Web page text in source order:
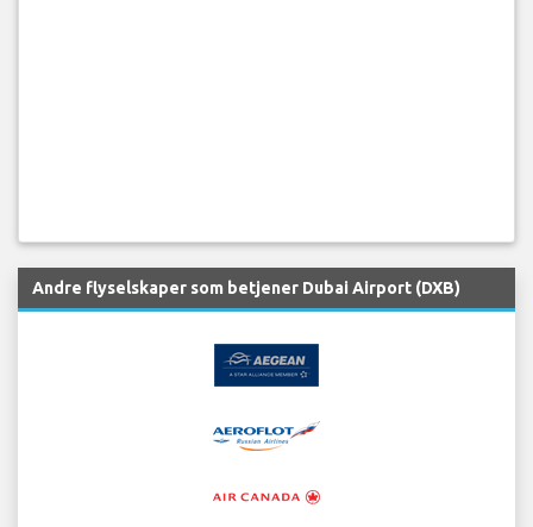
Andre flyselskaper som betjener Dubai Airport (DXB)